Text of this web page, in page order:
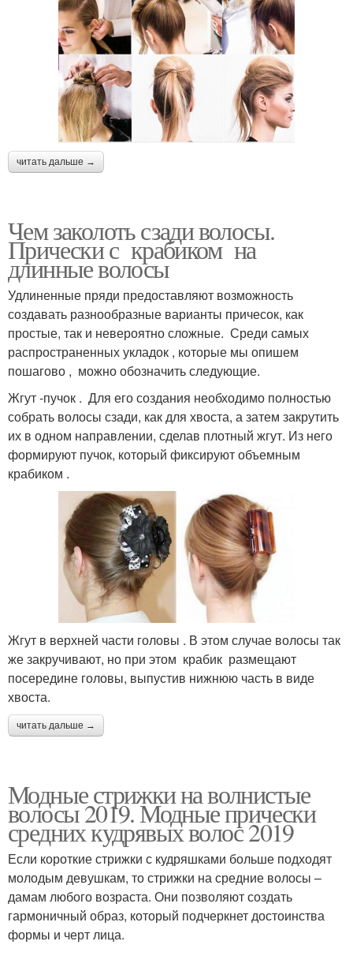
читать дальше →
Чем заколоть сзади волосы.
Прически с крабиком на
длинные волосы
Удлиненные пряди предоставляют возможность
создавать разнообразные варианты причесок, как
простые, так и невероятно сложные. Среди самых
распространенных укладок , которые мы опишем
пошагово , можно обозначить следующие.
Жгут -пучок . Для его создания необходимо полностью
собрать волосы сзади, как для хвоста, а затем закрутить
их в одном направлении, сделав плотный жгут. Из него
формируют пучок, который фиксируют объемным
крабиком .
Жгут в верхней части головы . В этом случае волосы так
же закручивают, но при этом крабик размещают
посередине головы, выпустив нижнюю часть в виде
хвоста.
читать дальше →
Модные стрижки на волнистые
волосы 2019. Модные прически
средних кудрявых волос 2019
Если короткие стрижки с кудряшками больше подходят
молодым девушкам, то стрижки на средние волосы –
дамам любого возраста. Они позволяют создать
гармоничный образ, который подчеркнет достоинства
формы и черт лица.